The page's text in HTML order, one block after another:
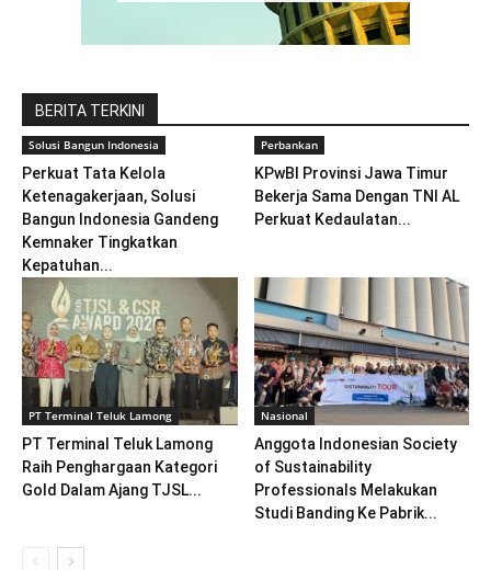
BERITA TERKINI
Solusi Bangun Indonesia
Perkuat Tata Kelola
Ketenagakerjaan, Solusi
Bangun Indonesia Gandeng
Kemnaker Tingkatkan
Kepatuhan...
Perbankan
KPwBI Provinsi Jawa Timur
Bekerja Sama Dengan TNI AL
Perkuat Kedaulatan...
PT Terminal Teluk Lamong
PT Terminal Teluk Lamong
Raih Penghargaan Kategori
Gold Dalam Ajang TJSL...
Nasional
Anggota Indonesian Society
of Sustainability
Professionals Melakukan
Studi Banding Ke Pabrik...